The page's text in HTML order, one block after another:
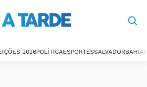
2026POLÍTICAESPORTESSALVADORBAHIA